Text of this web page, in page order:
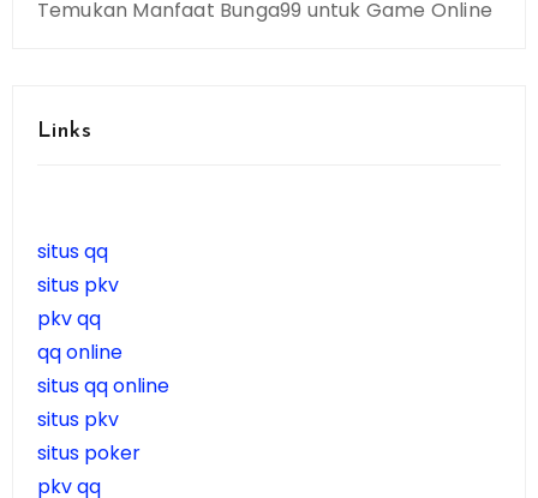
Temukan Manfaat Bunga99 untuk Game Online
Links
situs qq
situs pkv
pkv qq
qq online
situs qq online
situs pkv
situs poker
pkv qq